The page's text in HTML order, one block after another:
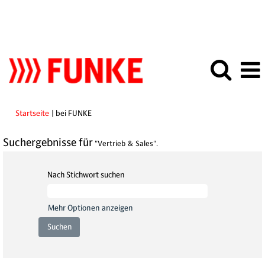
Startseite | bei FUNKE(aktuelle
Suchergebnisse für "Vertrieb & Sales".
Nach Stichwort suchen
Mehr Optionen anzeigen